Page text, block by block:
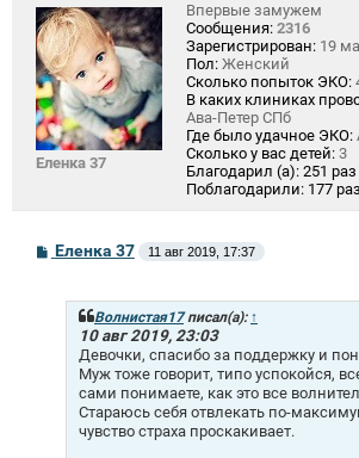
Еленка 37
Впервые замужем
Сообщения: 2316
Зарегистрирован: 19
Пол: Женский
Сколько попыток ЭКО:
В каких клиниках
Ава-Петер СПб
Где было удачное ЭКО:
Сколько у вас детей: 3
Благодарил (а): 251 раз
Поблагодарили: 177 раз
СЕленка 37 11 авг 2019, 17:37
Волнистая17писал(а): ↑
10 авг 2019, 23:03
Девочки, спасибо за поддержку и
Муж тоже говорит, типо успокойся,
сами понимаете, как это все
Стараюсь себя отвлекать по-
чувство страха проскакивает.